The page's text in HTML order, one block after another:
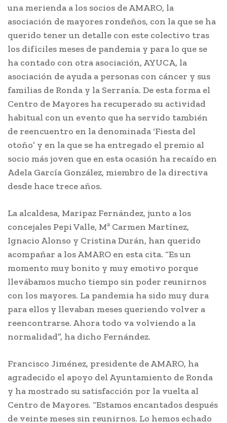
una merienda a los socios de AMARO, la
asociación de mayores rondeños, con la que se ha
querido tener un detalle con este colectivo tras
los difíciles meses de pandemia y para lo que se
ha contado con otra asociación, AYUCA, la
asociación de ayuda a personas con cáncer y sus
familias de Ronda y la Serranía. De esta forma el
Centro de Mayores ha recuperado su actividad
habitual con un evento que ha servido también
de reencuentro en la denominada ‘Fiesta del
otoño’ y en la que se ha entregado el premio al
socio más joven que en esta ocasión ha recaído en
Adela García González, miembro de la directiva
desde hace trece años.
La alcaldesa, Maripaz Fernández, junto a los
concejales Pepi Valle, Mª Carmen Martínez,
Ignacio Alonso y Cristina Durán, han querido
acompañar a los AMARO en esta cita. “Es un
momento muy bonito y muy emotivo porque
llevábamos mucho tiempo sin poder reunirnos
con los mayores. La pandemia ha sido muy dura
para ellos y llevaban meses queriendo volver a
reencontrarse. Ahora todo va volviendo a la
normalidad”, ha dicho Fernández.
Francisco Jiménez, presidente de AMARO, ha
agradecido el apoyo del Ayuntamiento de Ronda
y ha mostrado su satisfacción por la vuelta al
Centro de Mayores. “Estamos encantados después
de veinte meses sin reunirnos. Lo hemos echado